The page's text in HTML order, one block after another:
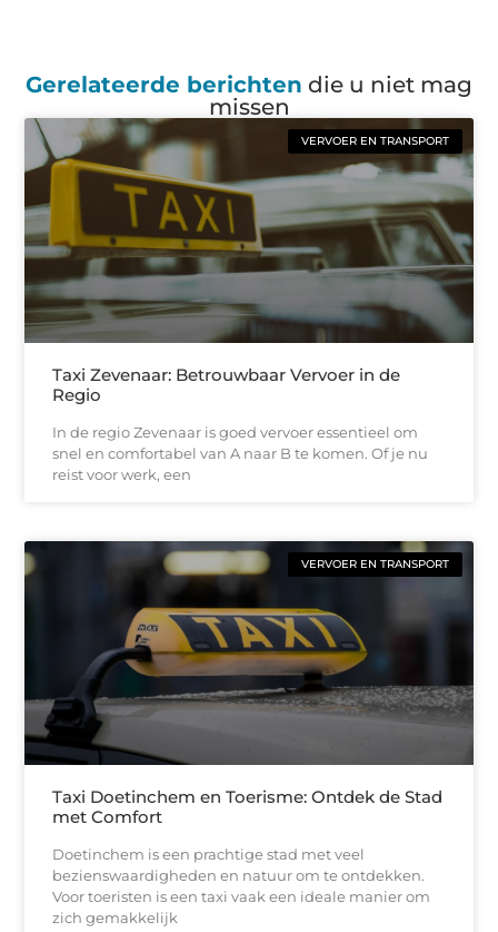
Gerelateerde berichten die u niet mag
missen
VERVOER EN TRANSPORT
Taxi Zevenaar: Betrouwbaar Vervoer in de
Regio
In de regio Zevenaar is goed vervoer essentieel om
snel en comfortabel van A naar B te komen. Of je nu
reist voor werk, een
VERVOER EN TRANSPORT
Taxi Doetinchem en Toerisme: Ontdek de Stad
met Comfort
Doetinchem is een prachtige stad met veel
bezienswaardigheden en natuur om te ontdekken.
Voor toeristen is een taxi vaak een ideale manier om
zich gemakkelijk